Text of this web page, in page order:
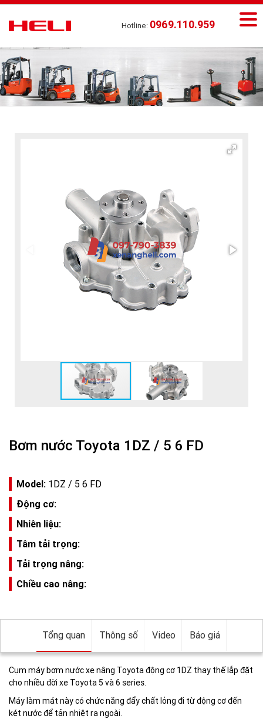
Hotline: 0969.110.959
Bơm nước Toyota 1DZ / 5 6 FD
Model: 1DZ / 5 6 FD
Động cơ:
Nhiên liệu:
Tâm tải trọng:
Tải trọng nâng:
Chiều cao nâng:
Tổng quan Thông số Video Báo giá
Cụm máy bơm nước xe nâng Toyota động cơ 1DZ thay thế lắp đặt
cho nhiều đời xe Toyota 5 và 6 series.
Máy làm mát này có chức năng đẩy chất lỏng đi từ động cơ đến
két nước để tản nhiệt ra ngoài.